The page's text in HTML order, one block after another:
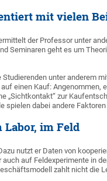
mit vielen
der Professor unter
Seminaren geht es um
unter anderem
einen Kauf:
„Sichtkontakt“ zur
spielen dabei andere
im Feld
nutzt er Daten von
auch auf Feldexperimente in
zahlt nicht die